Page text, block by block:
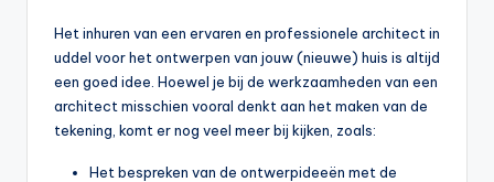
Het inhuren van een ervaren en professionele architect in
uddel voor het ontwerpen van jouw (nieuwe) huis is altijd
een goed idee. Hoewel je bij de werkzaamheden van een
architect misschien vooral denkt aan het maken van de
tekening, komt er nog veel meer bij kijken, zoals:
Het bespreken van de ontwerpideeën met de